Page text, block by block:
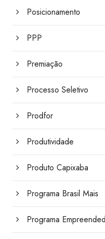
Posicionamento
PPP
Premiação
Processo Seletivo
Prodfor
Produtividade
Produto Capixaba
Programa Brasil Mais
Programa